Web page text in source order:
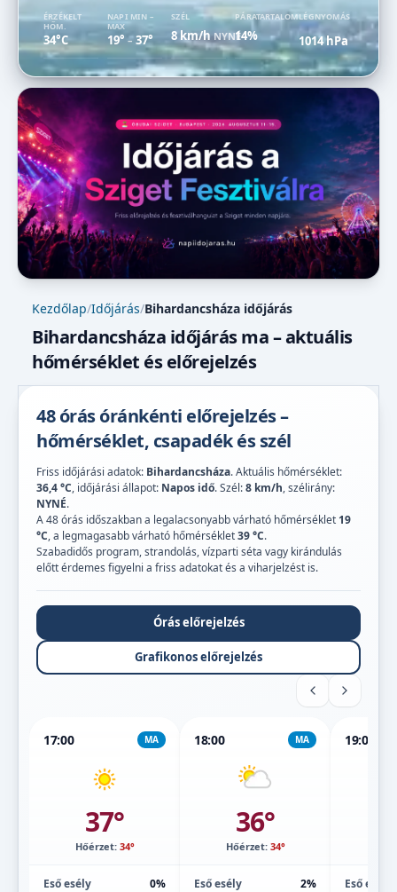
ÉRZÉKELT
HŐM.
34°C
NAPI MIN –
MAX
19° –37°
SZÉL
8 km/hNYNÉ
PÁRATARTALOM
14%
LÉGNYOMÁS
1014 hPa
Kezdőlap/Időjárás/Bihardancsháza időjárás
Bihardancsháza időjárás ma – aktuális
hőmérséklet és előrejelzés
48 órás óránkénti előrejelzés –
hőmérséklet, csapadék és szél
Friss időjárási adatok: Bihardancsháza. Aktuális hőmérséklet:
36,4 °C, időjárási állapot: Napos idő. Szél:8 km/h, szélirány:
NYNÉ.
A 48 órás időszakban a legalacsonyabb várható hőmérséklet 19
°C, a legmagasabb várható hőmérséklet39 °C.
Szabadidős program, strandolás, vízparti séta vagy kirándulás
előtt érdemes figyelni a friss adatokat és a viharjelzést is.
Órás előrejelzés
Grafikonos előrejelzés
17:00 MA
37°
Hőérzet: 34°
Eső esély
0%
18:00 MA
36°
Hőérzet: 34°
Eső esély
2%
19:00
Eső esély